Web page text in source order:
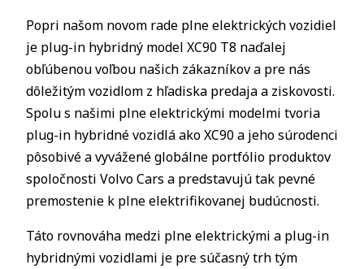
Popri našom novom rade plne elektrických vozidiel
je plug-in hybridný model XC90 T8 naďalej
obľúbenou voľbou našich zákazníkov a pre nás
dôležitým vozidlom z hľadiska predaja a ziskovosti.
Spolu s našimi plne elektrickými modelmi tvoria
plug-in hybridné vozidlá ako XC90 a jeho súrodenci
pôsobivé a vyvážené globálne portfólio produktov
spoločnosti Volvo Cars a predstavujú tak pevné
premostenie k plne elektrifikovanej budúcnosti.
Táto rovnováha medzi plne elektrickými a plug-in
hybridnými vozidlami je pre súčasný trh tým